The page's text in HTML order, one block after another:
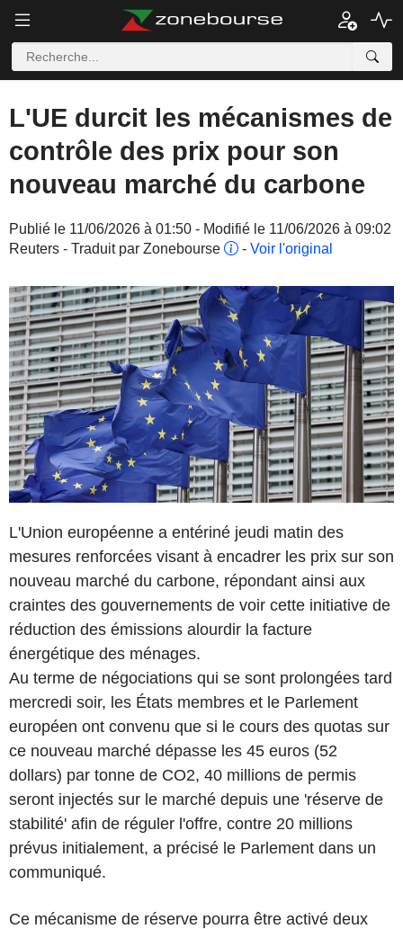
L'UE durcit les mécanismes de
contrôle des prix pour son
nouveau marché du carbone
Publié le 11/06/2026 à 01:50 - Modifié le 11/06/2026 à 09:02
Reuters - Traduit par Zonebourse
- Voir l'original
L'Union européenne a entériné jeudi matin des
mesures renforcées visant à encadrer les prix sur son
nouveau marché du carbone, répondant ainsi aux
craintes des gouvernements de voir cette initiative de
réduction des émissions alourdir la facture
énergétique des ménages.
Au terme de négociations qui se sont prolongées tard
mercredi soir, les États membres et le Parlement
européen ont convenu que si le cours des quotas sur
ce nouveau marché dépasse les 45 euros (52
dollars) par tonne de CO2, 40 millions de permis
seront injectés sur le marché depuis une 'réserve de
stabilité' afin de réguler l'offre, contre 20 millions
prévus initialement, a précisé le Parlement dans un
communiqué.
Ce mécanisme de réserve pourra être activé deux